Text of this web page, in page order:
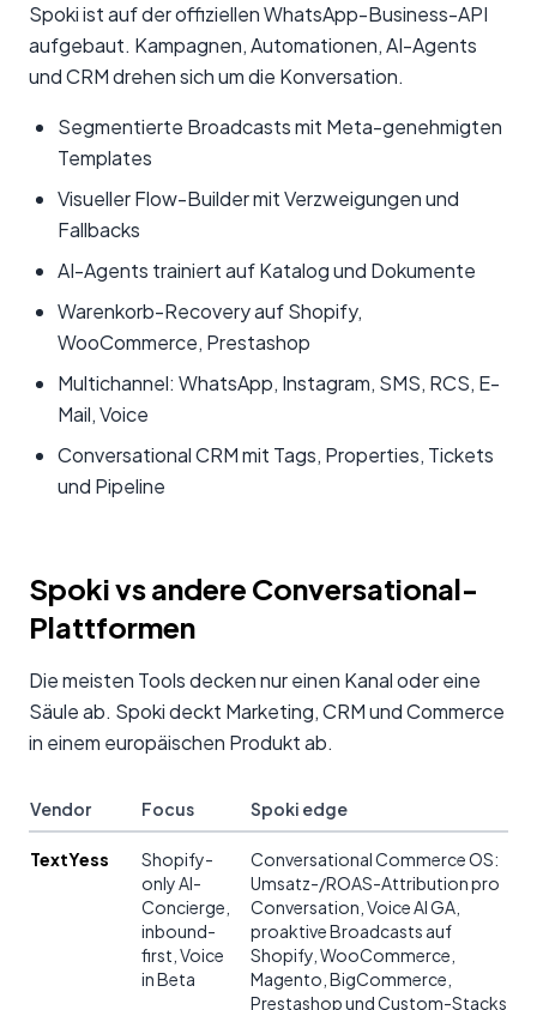
Spoki ist auf der offiziellen WhatsApp-Business-API
aufgebaut. Kampagnen, Automationen, AI-Agents
und CRM drehen sich um die Konversation.
Segmentierte Broadcasts mit Meta-genehmigten
Templates
Visueller Flow-Builder mit Verzweigungen und
Fallbacks
AI-Agents trainiert auf Katalog und Dokumente
Warenkorb-Recovery auf Shopify,
WooCommerce, Prestashop
Multichannel: WhatsApp, Instagram, SMS, RCS, E-
Mail, Voice
Conversational CRM mit Tags, Properties, Tickets
und Pipeline
Spoki vs andere Conversational-
Plattformen
Die meisten Tools decken nur einen Kanal oder eine
Säule ab. Spoki deckt Marketing, CRM und Commerce
in einem europäischen Produkt ab.
Vendor Focus Spoki edge
TextYess
Shopify-
only AI-
Concierge,
inbound-
first, Voice
in Beta
Conversational Commerce OS:
Umsatz-/ROAS-Attribution pro
Conversation, Voice AI GA,
proaktive Broadcasts auf
Shopify, WooCommerce,
Magento, BigCommerce,
Prestashop und Custom-Stacks